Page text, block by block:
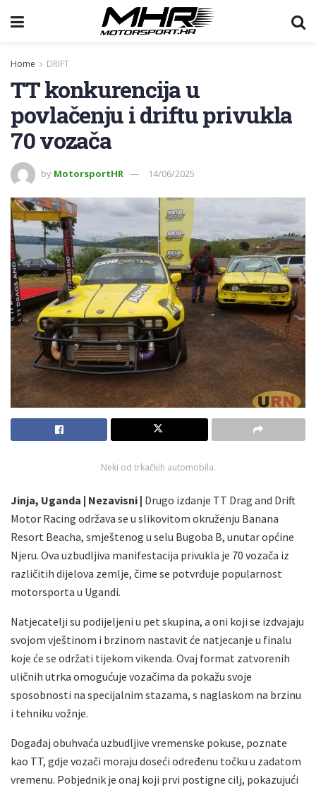
Home DRIFT
TT konkurencija u
povlačenju i driftu privukla
70 vozača
by MotorsportHR 14/06/2025
Neki od trkačkih automobila.
Jinja, Uganda | Nezavisni | Drugo izdanje TT Drag and Drift
Motor Racing održava se u slikovitom okruženju Banana
Resort Beacha, smještenog u selu Bugoba B, unutar općine
Njeru. Ova uzbudljiva manifestacija privukla je 70 vozača iz
različitih dijelova zemlje, čime se potvrđuje popularnost
motorsporta u Ugandi.
Natjecatelji su podijeljeni u pet skupina, a oni koji se izdvajaju
svojom vještinom i brzinom nastavit će natjecanje u finalu
koje će se održati tijekom vikenda. Ovaj format zatvorenih
uličnih utrka omogućuje vozačima da pokažu svoje
sposobnosti na specijalnim stazama, s naglaskom na brzinu
i tehniku vožnje.
Događaj obuhvaća uzbudljive vremenske pokuse, poznate
kao TT, gdje vozači moraju doseći određenu točku u zadatom
vremenu. Pobjednik je onaj koji prvi postigne cilj, pokazujući